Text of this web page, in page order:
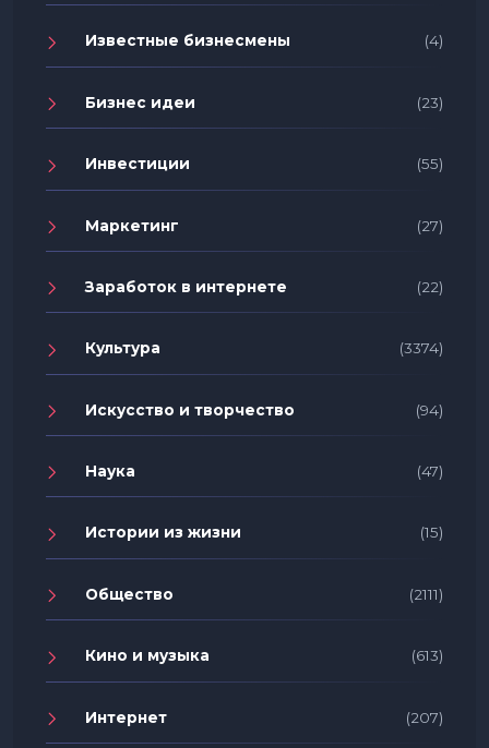
Известные бизнесмены (4)
Бизнес идеи (23)
Инвестиции (55)
Маркетинг (27)
Заработок в интернете (22)
Культура (3374)
Искусство и творчество (94)
Наука (47)
Истории из жизни (15)
Общество (2111)
Кино и музыка (613)
Интернет (207)